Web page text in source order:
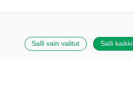
Salli vain valitut Salli kaikki